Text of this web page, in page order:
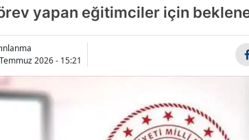
Artvin
Aydın
Balıkesir
Bilecik
yapan eğitimciler için
2026 - 15:21